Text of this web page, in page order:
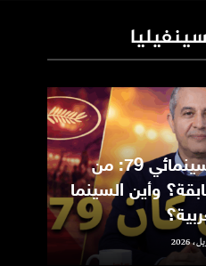
مهرجان كان السينمائي 79: من
وأين السينما